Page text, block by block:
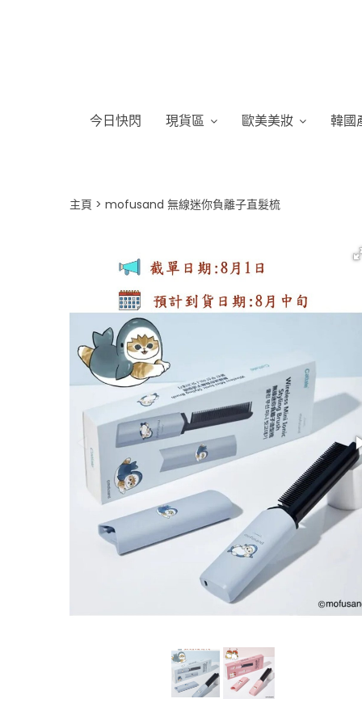
今日快閃 現貨區 歐美美妝 韓國
主頁 mofusand 無線迷你負離子直髮梳